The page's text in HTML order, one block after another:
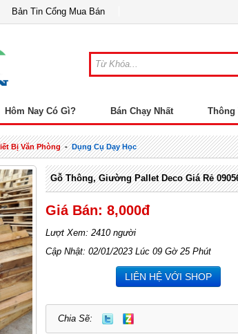
Bản Tin Cổng Mua Bán
Hôm Nay Có Gì? Bán Chạy Nhất Thông
Bị Văn Phòng-Dụng Cụ Dạy Học
Gỗ Thông, Giường Pallet Deco Giá Rẻ
Giá Bán: 8,000đ
Lượt Xem: 2410 người
Cập Nhật: 02/01/2023 Lúc 09 Gờ 25 Phút
LIÊN HỆ VỚI SHOP
Chia Sẽ: